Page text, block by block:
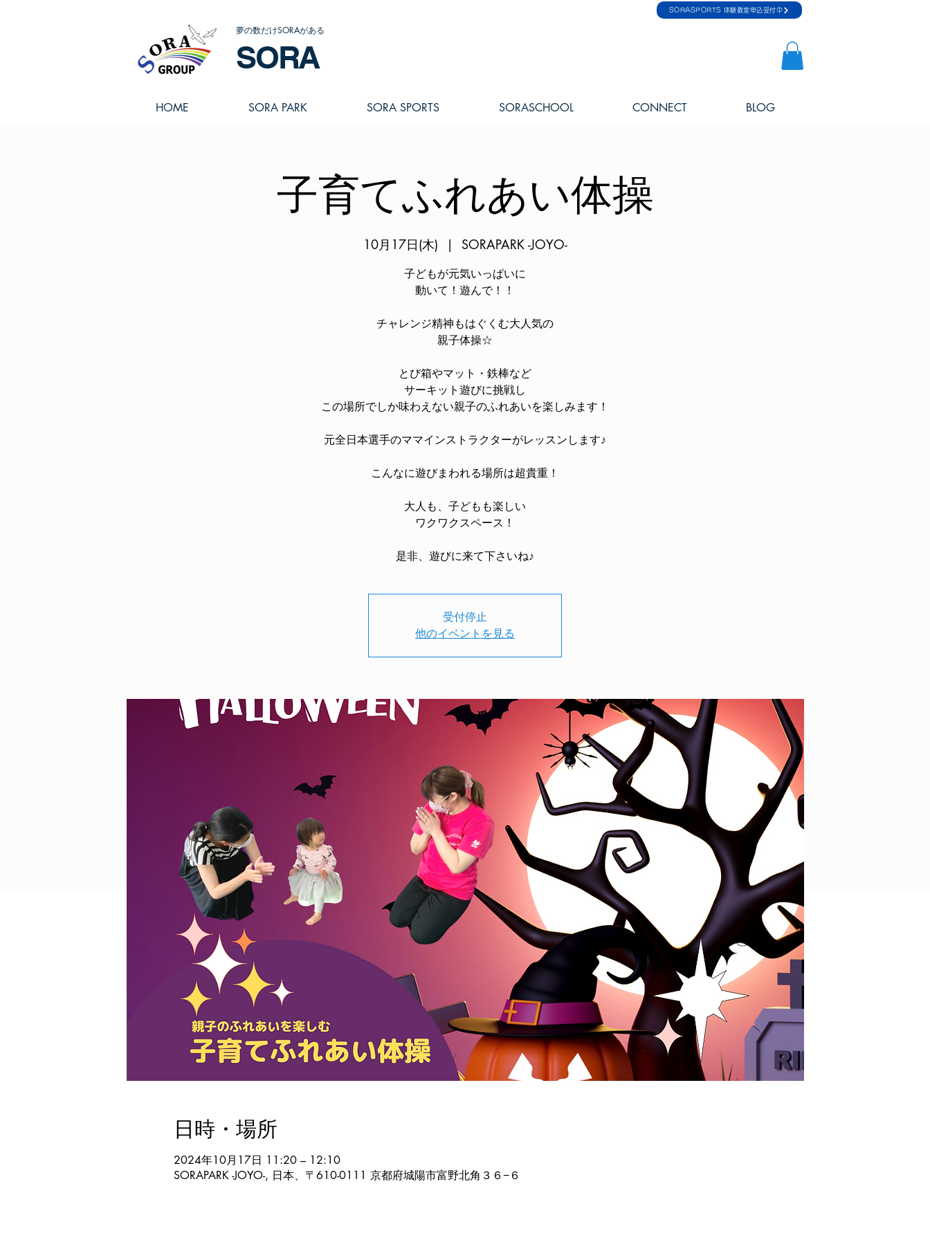
夢の数だけSORAがある
SORA
SORASPORTS 体験教室申込受付中
HOME SORA PARK SORA SPORTS SORASCHOOL CONNECT BLOG
子育てふれあい体操
10月17日(木)
  |
SORAPARK -JOYO-
子どもが元気いっぱいに
動いて！遊んで！！
チャレンジ精神もはぐくむ大人気の
親子体操☆
とび箱やマット・鉄棒など
サーキット遊びに挑戦し
この場所でしか味わえない親子のふれあいを楽しみます！
元全日本選手のママインストラクターがレッスンします♪
こんなに遊びまわれる場所は超貴重！
大人も、子どもも楽しい
ワクワクスペース！
是非、遊びに来て下さいね♪
受付停止
他のイベントを見る
日時・場所
2024年10月17日 11:20 – 12:10
SORAPARK -JOYO-, 日本、〒610-0111 京都府城陽市富野北角３６−６